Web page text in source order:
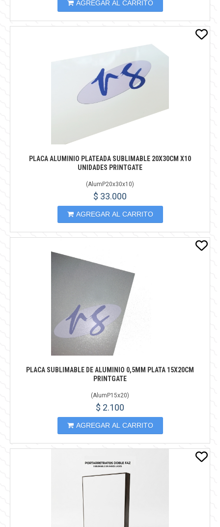
AGREGAR AL CARRITO
PLACA ALUMINIO PLATEADA SUBLIMABLE 20X30CM X10
UNIDADES PRINTGATE
(AlumP20x30x10)
$ 33.000
AGREGAR AL CARRITO
PLACA SUBLIMABLE DE ALUMINIO 0,5MM PLATA 15X20CM
PRINTGATE
(AlumP15x20)
$ 2.100
AGREGAR AL CARRITO